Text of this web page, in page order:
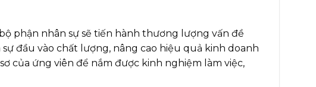
phận nhân sự sẽ tiến hành thương lượng vấn đề
đầu vào chất lượng, nâng cao hiệu quả kinh doanh
của ứng viên để nắm được kinh nghiệm làm việc,